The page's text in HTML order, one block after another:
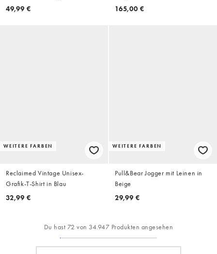
49,99 €
165,00 €
WEITERE FARBEN
Reclaimed Vintage Unisex-
Grafik-T-Shirt in Blau
32,99 €
WEITERE FARBEN
Pull&Bear Jogger mit Leinen in
Beige
29,99 €
Du hast 72 von 34.947 Produkten angesehen